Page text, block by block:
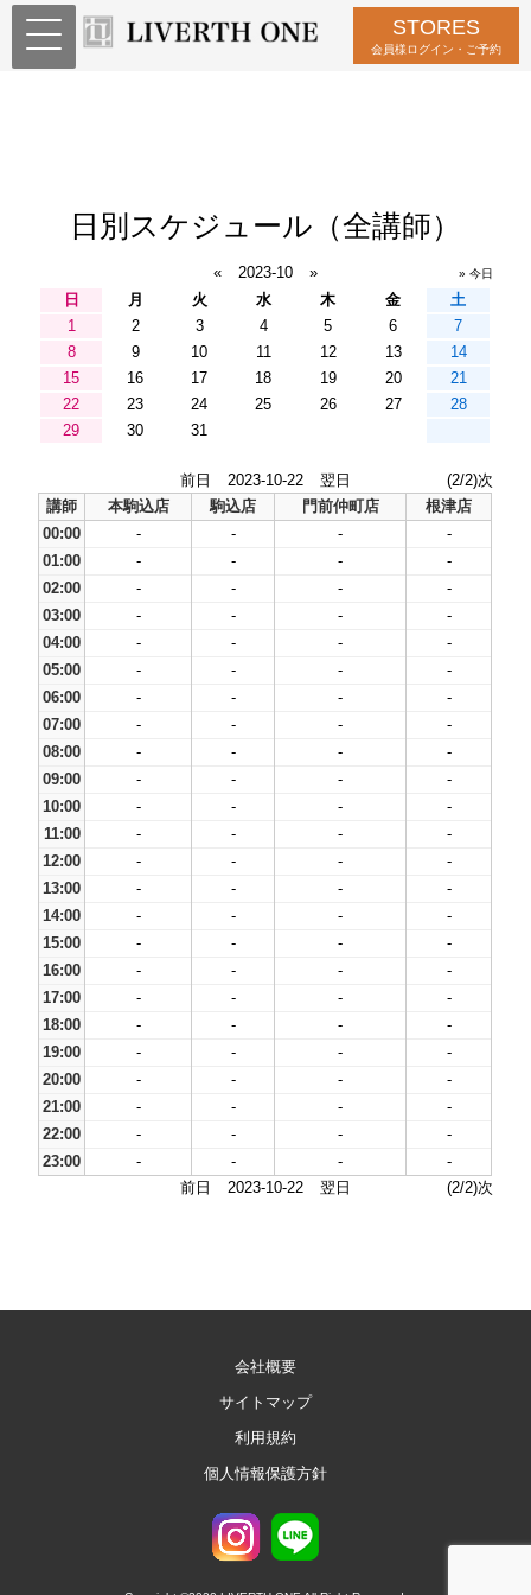
STORES
会員様ログイン・ご予約
日別スケジュール（全講師）
« 2023-10 » » 今日
日 月 火 水 木 金
土
1
2 3 4 5 6
7
8
9 10 11 12 13
14
15
16 17 18 19 20
21
22
23 24 25 26 27
28
29
30 31
前日 2023-10-22 翌日
(2/2)次
講師
本駒込店 駒込店 門前仲町店
根津店
00:00
- - -
-
01:00
- - -
-
02:00
- - -
-
03:00
- - -
-
04:00
- - -
-
05:00
- - -
-
06:00
- - -
-
07:00
- - -
-
08:00
- - -
-
09:00
- - -
-
10:00
- - -
-
11:00
- - -
-
12:00
- - -
-
13:00
- - -
-
14:00
- - -
-
15:00
- - -
-
16:00
- - -
-
17:00
- - -
-
18:00
- - -
-
19:00
- - -
-
20:00
- - -
-
21:00
- - -
-
22:00
- - -
-
23:00
- - -
-
前日
2023-10-22 翌日 (2/2)次
会社概要
サイトマップ
利用規約
個人情報保護方針